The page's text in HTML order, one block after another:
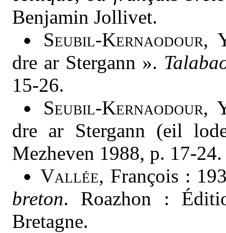
Benjamin Jollivet.
Seubil-Kernaodour,
dre ar Stergann ».
15-26.
Seubil-Kernaodour,
dre ar Stergann (eil
Mezheven 1988, p. 17-24.
Vallée, François :
breton. Roazhon :
Bretagne.